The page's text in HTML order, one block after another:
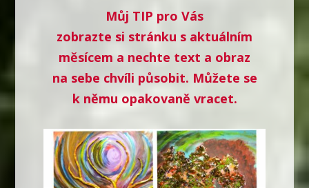
Můj TIP pro Vás
zobrazte si stránku s aktuálním
měsícem a nechte text a obraz
na sebe chvíli působit. Můžete se
k němu opakovaně vracet.